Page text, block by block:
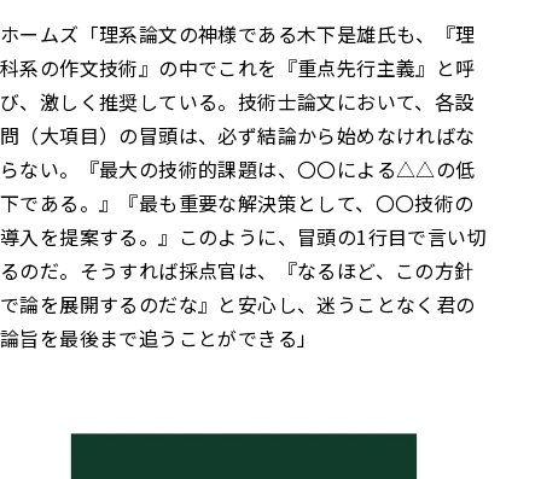
ホームズ 「理系論文の神様である木下是雄氏も、『理
科系の作文技術』の中でこれを『重点先行主義』と呼
び、激しく推奨している。 技術士論文において、各設
問（大項目）の冒頭は、必ず結論から始めなければな
らない。
『最大の技術的課題は、〇〇による△△の低
下である。』
『最も重要な解決策として、〇〇技術の
導入を提案する。』 このように、冒頭の1行目で言い切
るのだ。そうすれば採点官は、『なるほど、この方針
で論を展開するのだな』と安心し、迷うことなく君の
論旨を最後まで追うことができる」